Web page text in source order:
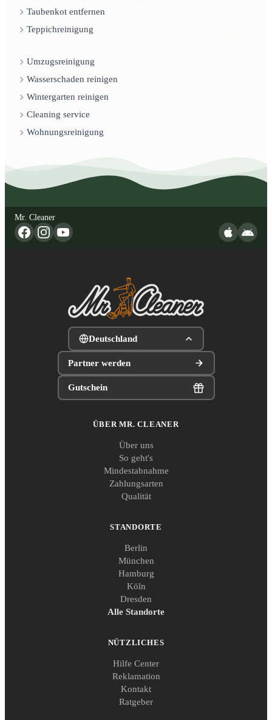
Taubenkot entfernen
Teppichreinigung
Umzugsreinigung
Wasserschaden reinigen
Wintergarten reinigen
Cleaning service
Wohnungsreinigung
Mr. Cleaner
Deutschland
Partner werden
Gutschein
ÜBER MR. CLEANER
Über uns
So geht's
Mindestabnahme
Zahlungsarten
Qualität
STANDORTE
Berlin
München
Hamburg
Köln
Dresden
Alle Standorte
NÜTZLICHES
Hilfe Center
Reklamation
Kontakt
Ratgeber